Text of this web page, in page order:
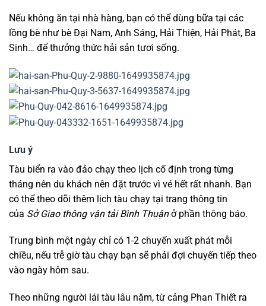
Nếu không ăn tại nhà hàng, bạn có thể dùng bữa tại các
lồng bè như bè Đại Nam, Anh Sáng, Hải Thiện, Hải Phát, Ba
Sinh… để thưởng thức hải sản tươi sống.
Lưu ý
Tàu biển ra vào đảo chạy theo lịch cố định trong từng
tháng nên du khách nên đặt trước vì vé hết rất nhanh. Bạn
có thể theo dõi thêm lịch tàu chạy tại trang thông tin
của Sở Giao thông vận tải Bình Thuậnở phần thông báo.
Trung bình một ngày chỉ có 1-2 chuyến xuất phát mỗi
chiều, nếu trễ giờ tàu chạy bạn sẽ phải đợi chuyến tiếp theo
vào ngày hôm sau.
Theo những người lái tàu lâu năm, từ cảng Phan Thiết ra